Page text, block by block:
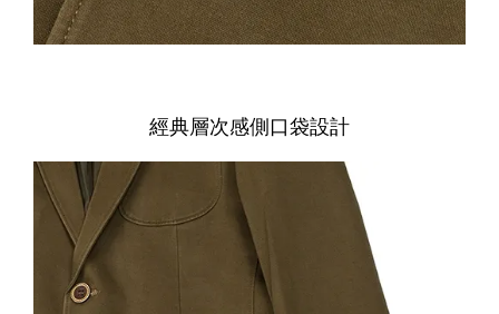
經典層次感側口袋設計